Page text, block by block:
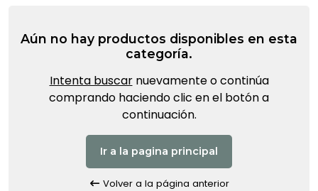
Aún no hay productos disponibles en esta
categoría.
Intenta buscarnuevamente o continúa
comprando haciendo clic en el botón a
continuación.
Ir a la pagina principal
Volver a la página anterior